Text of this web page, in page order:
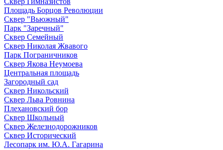
Площадь Борцов Революции
Сквер "Вьюжный"
Парк "Заречный"
Сквер Семейный
Сквер Николая Жвавого
Парк Пограничников
Сквер Якова Неумоева
Центральная площадь
Загородный сад
Сквер Никольский
Сквер Льва Ровнина
Плехановский бор
Сквер Школьный
Сквер Железнодорожников
Сквер Исторический
Лесопарк им. Ю.А. Гагарина